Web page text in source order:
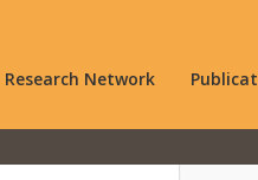
Research Network